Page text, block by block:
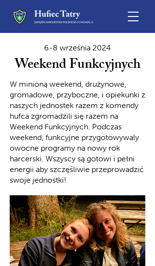
6-8 września 2024
Weekend Funkcyjnych
W minioną weekend, drużynowe,
gromadowe, przyboczne, i opiekunki z
naszych jednostek razem z komendy
hufca zgromadzili się razem na
Weekend Funkcyjnych. Podczas
weekend, funkcyjne przygotowywaly
owocne programy na nowy rok
harcerski. Wszyscy są gotowi i pełni
energii aby szczęśliwie przeprowadzić
swoje jednostki!